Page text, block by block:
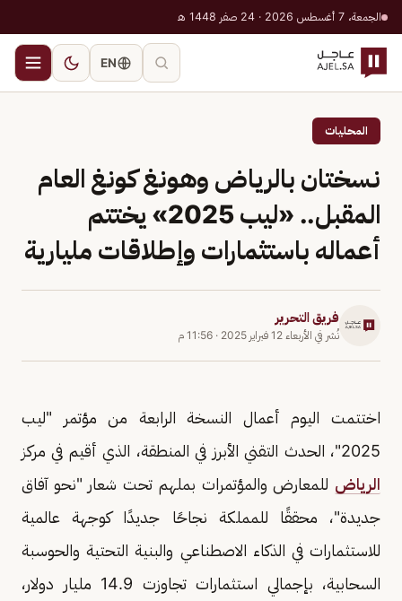
الجمعة، 7 أغسطس 2026 · 24 صفر 1448 هـ
EN
المحليات
نسختان بالرياض وهونغ كونغ العام
المقبل.. «ليب 2025» يختتم
أعماله باستثمارات وإطلاقات مليارية
فريق التحرير
نُشر في الأربعاء 12 فبراير 2025 · 11:56 م
اختتمت اليوم أعمال النسخة الرابعة من مؤتمر "ليب
2025"، الحدث التقني الأبرز في المنطقة، الذي أقيم في مركز
الرياض للمعارض والمؤتمرات بملهم تحت شعار "نحو آفاق
جديدة"، محققًا للمملكة نجاحًا جديدًا كوجهة عالمية
للاستثمارات في الذكاء الاصطناعي والبنية التحتية والحوسبة
السحابية، بإجمالي استثمارات تجاوزت 14.9 مليار دولار،